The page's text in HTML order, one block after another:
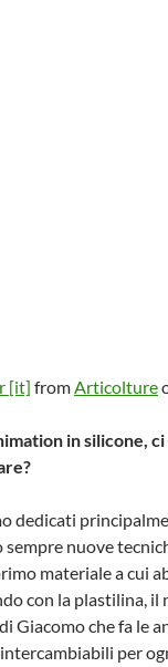
[it] fromArticolture
in silicone,
dedicati
nuove
materiale a cui
con la plastilina, il
Giacomo che fa le
per